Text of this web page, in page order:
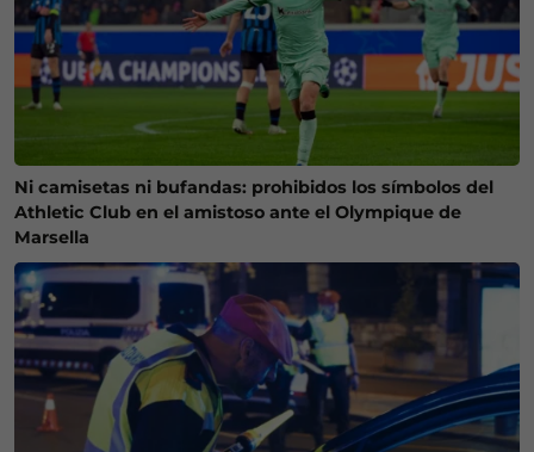
Ni camisetas ni bufandas: prohibidos los símbolos del
Athletic Club en el amistoso ante el Olympique de
Marsella